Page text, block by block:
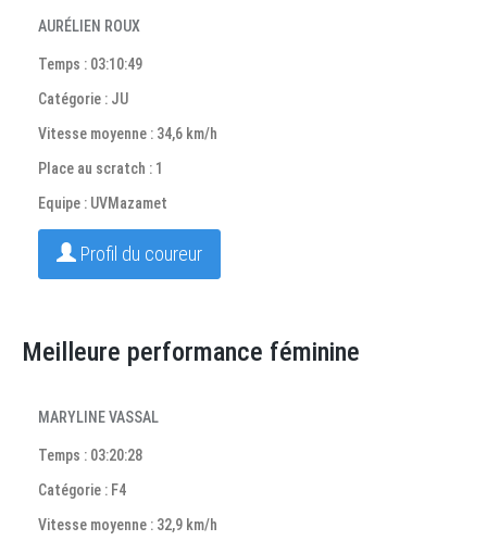
AURÉLIEN ROUX
Temps : 03:10:49
Catégorie : JU
Vitesse moyenne : 34,6 km/h
Place au scratch : 1
Equipe : UVMazamet
Profil du coureur
Meilleure performance féminine
MARYLINE VASSAL
Temps : 03:20:28
Catégorie : F4
Vitesse moyenne : 32,9 km/h